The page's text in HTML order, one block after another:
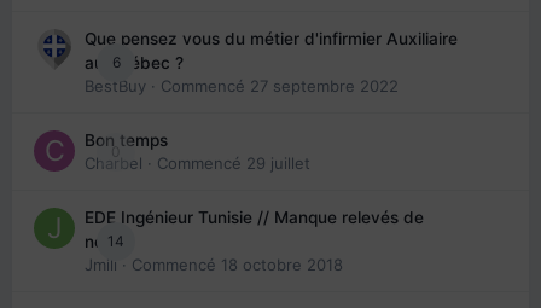
6
Que pensez vous du métier d'infirmier Auxiliaire
au Québec ?
BestBuy · Commencé 27 septembre 2022
0
Bon temps
Charbel · Commencé 29 juillet
14
EDE Ingénieur Tunisie // Manque relevés de
note
Jmili · Commencé 18 octobre 2018